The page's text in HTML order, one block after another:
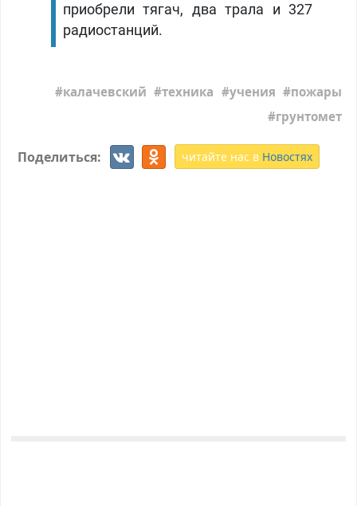
приобрели тягач, два трала и 327
радиостанций.
калачевский техника учения
пожары
грунтомет
Поделиться: читайте нас в Новостях